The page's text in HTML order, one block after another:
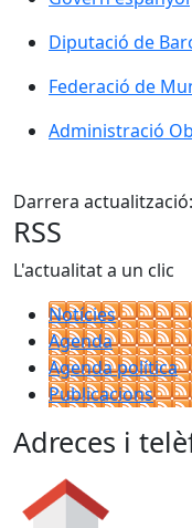
Diputació de
Diputació de
Federació de
Federació de
Administració
Administració
Darrera
RSS
L'actualitat a un clic
Notícies
Agenda
Agenda política
Publicacions
Adreces i